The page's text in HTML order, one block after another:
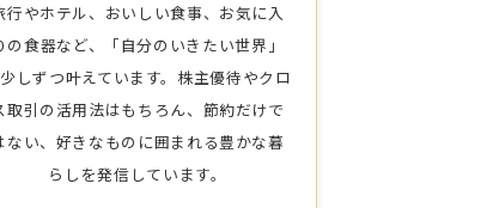
行やホテル、おいしい食事、お気に入
の食器など、「自分のいきたい世界」
しずつ叶えています。株主優待やクロ
取引の活用法はもちろん、節約だけで
ない、好きなものに囲まれる豊かな暮
らしを発信しています。